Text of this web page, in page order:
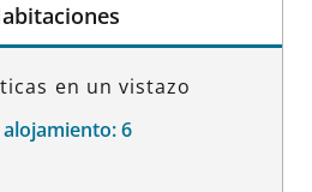
en un vistazo
alojamiento:6